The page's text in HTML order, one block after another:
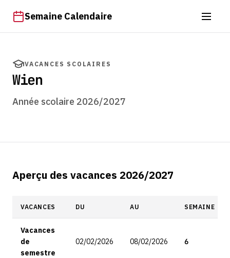
Semaine Calendaire
VACANCES SCOLAIRES
Wien
Année scolaire 2026/2027
Aperçu des vacances 2026/2027
VACANCES DU AU SEMAINE
Vacances
de
semestre
02/02/2026 08/02/2026 6